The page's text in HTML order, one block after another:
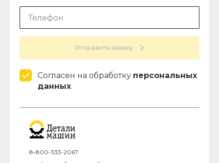
Отправить заявку
Согласен на обработку персональных
данных
8-800-333-2067